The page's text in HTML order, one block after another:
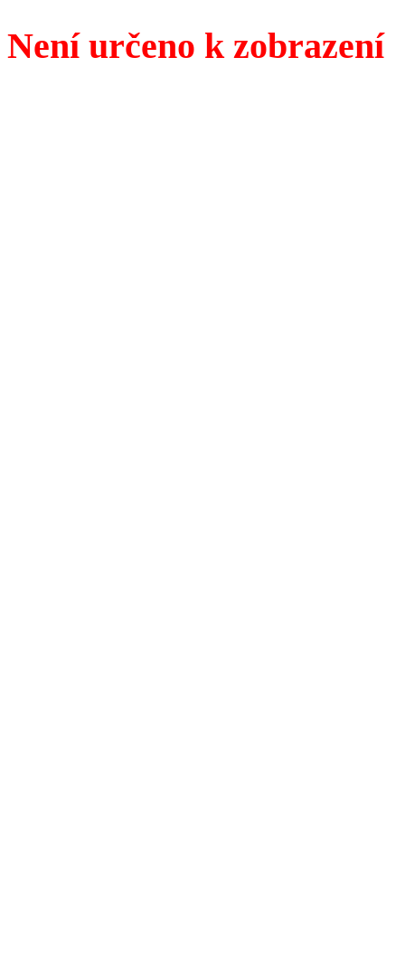
Není určeno k zobrazení